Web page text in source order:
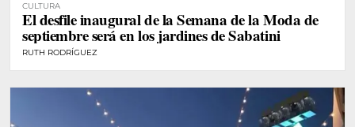
CULTURA
El desfile inaugural de la Semana de la Moda de
septiembre será en los jardines de Sabatini
RUTH RODRÍGUEZ